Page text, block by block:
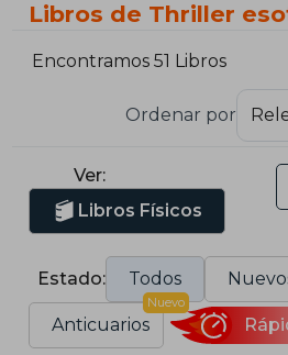
Libros de Thriller
Encontramos 51 Libros
Ordenar por
Ver:
Libros Físicos
Estado: Todos
Anticuarios
Nuevo